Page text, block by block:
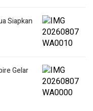
Siapkan
Gelar